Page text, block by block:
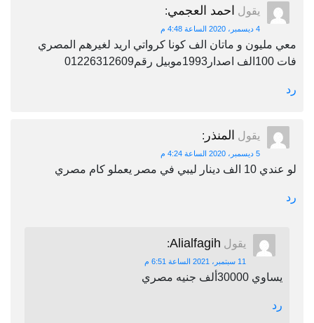
يقول احمد العجمي:
4 ديسمبر، 2020 الساعة 4:48 م
معي مليون و ماتان الف كونا كرواتي اريد لغيرهم المصري
فات 100الف اصدار1993موبيل رقم01226312609
رد
يقول المنذر :
5 ديسمبر، 2020 الساعة 4:24 م
لو عندي 10 الف دينار ليبي في مصر يعملو كام مصري
رد
يقول Alialfagih
:
11 سبتمبر، 2021 الساعة 6:51 م
يساوي 30000ألف جنيه مصري
رد